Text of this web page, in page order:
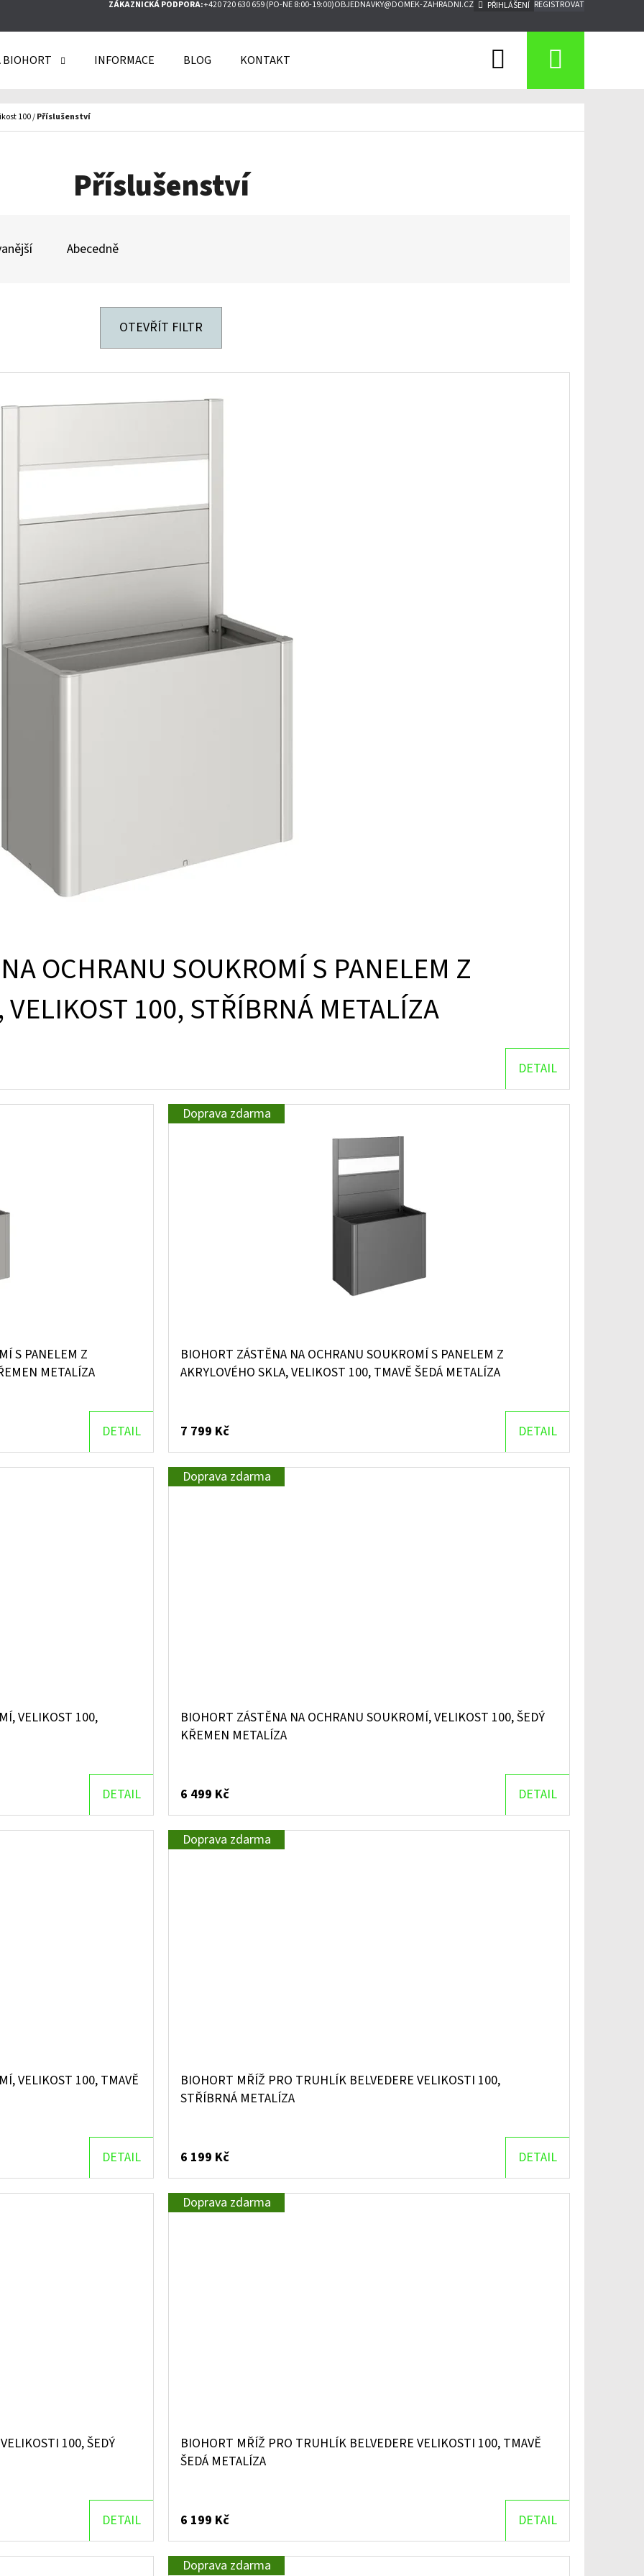
ZÁKAZNICKÁ PODPORA:+420 720 630 659 (PO-NE 8:00-19:00)OBJEDNAVKY@DOMEK-ZAHRADNI.CZ PŘIHLÁŠENÍ REGISTROVAT
INFORMACE BLOG KONTAKT Hledat
100/Příslušenství
Příslušenství
Abecedně
OTEVŘÍT FILTR
OCHRANU SOUKROMÍ S PANELEM Z
100, STŘÍBRNÁ METALÍZA
DETAIL
S PANELEM Z
METALÍZA
DETAIL
Doprava zdarma
BIOHORT ZÁSTĚNA NA OCHRANU SOUKROMÍ S PANELEM Z
AKRYLOVÉHO SKLA, VELIKOST 100, TMAVĚ ŠEDÁ METALÍZA
7 799 Kč DETAIL
VELIKOST 100,
DETAIL
Doprava zdarma
BIOHORT ZÁSTĚNA NA OCHRANU SOUKROMÍ, VELIKOST 100, ŠEDÝ
KŘEMEN METALÍZA
6 499 Kč DETAIL
VELIKOST 100, TMAVĚ
DETAIL
Doprava zdarma
BIOHORT MŘÍŽ PRO TRUHLÍK BELVEDERE VELIKOSTI 100,
STŘÍBRNÁ METALÍZA
6 199 Kč DETAIL
100, ŠEDÝ
DETAIL
Doprava zdarma
BIOHORT MŘÍŽ PRO TRUHLÍK BELVEDERE VELIKOSTI 100, TMAVĚ
ŠEDÁ METALÍZA
6 199 Kč DETAIL
Doprava zdarma